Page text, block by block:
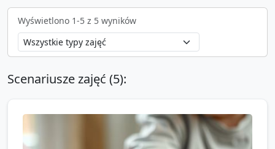
Wyświetlono 1-5 z 5 wyników
Scenariusze zajęć (5):